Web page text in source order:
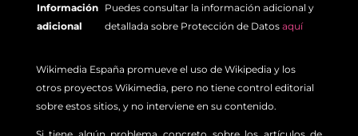
Información
adicional
Puedes consultar la información adicional y
detallada sobre Protección de Datos aquí
Wikimedia España promueve el uso de Wikipedia y los
otros proyectos Wikimedia, pero no tiene control editorial
sobre estos sitios, y no interviene en su contenido.